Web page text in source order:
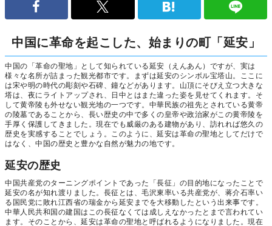
中国に革命を起こした、始まりの町「延安」
中国の「革命の聖地」として知られている延安（えんあん）ですが、実は
様々な名所が詰まった観光都市です。まずは延安のシンボル宝塔山。ここに
は宋や明の時代の彫刻や石碑、鐘などがあります。山頂にそびえ立つ大きな
塔は、夜にライトアップされ、日中とはまた違った姿を見せてくれます。そ
して黄帝陵も外せない観光地の一つです。中華民族の祖先とされている黄帝
の陵墓であることから、長い歴史の中で多くの皇帝や政治家がこの黄帝陵を
手厚く保護してきました。現在でも威厳のある建物があり、訪れれば悠久の
歴史を実感することでしょう。このように、延安は革命の聖地としてだけで
はなく、中国の歴史と豊かな自然が魅力の地です。
延安の歴史
中国共産党のターニングポイントであった「長征」の目的地になったことで
延安の名が知れ渡りました。長征とは、毛沢東率いる共産党が、蒋介石率い
る国民党に敗れ江西省の瑞金から延安までを大移動したという出来事です。
中華人民共和国の建国はこの長征なくては成しえなかったとまで言われてい
ます。そのことから、延安は革命の聖地と呼ばれるようになりました。現在